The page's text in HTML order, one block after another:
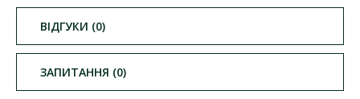
ВІДГУКИ (0)
ЗАПИТАННЯ (0)